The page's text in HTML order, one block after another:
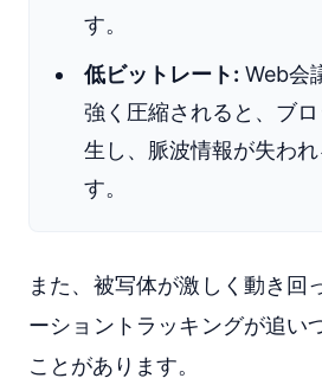
す。
低ビットレート: Web会
強く圧縮されると、ブ
生し、脈波情報が失わ
す。
また、被写体が激しく動き回
ーショントラッキングが追い
ことがあります。